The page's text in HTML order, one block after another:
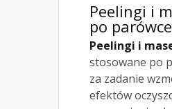
Peelingi i
po parówce
Peelingi i
stosowane po
za zadanie
efektów